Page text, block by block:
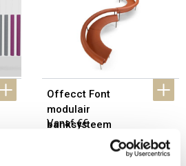
Offecct Font
modulair
banksysteem
Vanaf €€